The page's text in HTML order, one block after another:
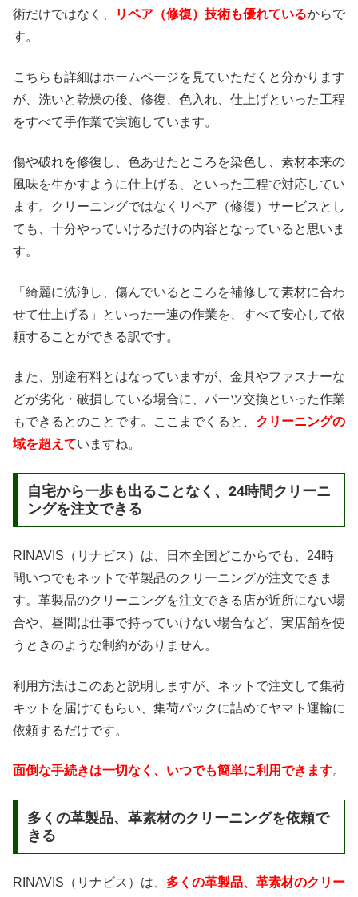
術だけではなく、
リペア（修復）技術も優れているからで
す。
こちらも詳細はホームページを見ていただくと分かります
が、洗いと乾燥の後、修復、色入れ、仕上げといった工程
をすべて手作業で実施しています。
傷や破れを修復し、色あせたところを染色し、素材本来の
風味を生かすように仕上げる、といった工程で対応してい
ます。クリーニングではなくリペア（修復）サービスとし
ても、十分やっていけるだけの内容となっていると思いま
す。
「綺麗に洗浄し、傷んでいるところを補修して素材に合わ
せて仕上げる」といった一連の作業を、すべて安心して依
頼することができる訳です。
また、別途有料とはなっていますが、金具やファスナーな
どが劣化・破損している場合に、パーツ交換といった作業
もできるとのことです。ここまでくると、 クリーニングの
域を超えていますね。
自宅から一歩も出ることなく、24時間クリーニ
ングを注文できる
RINAVIS（リナビス）は、日本全国どこからでも、24時
間いつでもネットで革製品のクリーニングが注文できま
す。革製品のクリーニングを注文できる店が近所にない場
合や、昼間は仕事で持っていけない場合など、実店舗を使
うときのような制約がありません。
利用方法はこのあと説明しますが、ネットで注文して集荷
キットを届けてもらい、集荷パックに詰めてヤマト運輸に
依頼するだけです。
面倒な手続きは一切なく、いつでも簡単に利用できます。
多くの革製品、革素材のクリーニングを依頼で
きる
RINAVIS（リナビス）は、 多くの革製品、革素材のクリー